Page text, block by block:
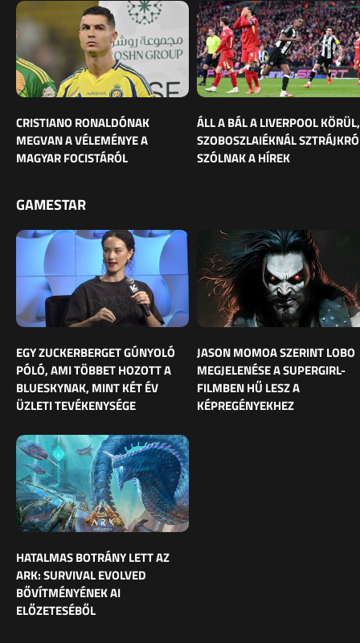
CRISTIANO RONALDÓNAK
MEGVAN A VÉLEMÉNYE A
MAGYAR FOCISTÁRÓL
ÁLL A BÁL A LIVERPOOL KÖRÜL,
SZOBOSZLAIÉKNÁL
SZÓLNAK A HÍREK
GAMESTAR
EGY ZUCKERBERGET GÚNYOLÓ
PÓLÓ, AMI TÖBBET HOZOTT A
BLUESKYNAK, MINT KÉT ÉV
ÜZLETI TEVÉKENYSÉGE
JASON MOMOA SZERINT LOBO
MEGJELENÉSE A SUPERGIRL-
FILMBEN HŰ LESZ A
KÉPREGÉNYEKHEZ
HATALMAS BOTRÁNY LETT AZ
ARK: SURVIVAL EVOLVED
BŐVÍTMÉNYÉNEK AI
ELŐZETESÉBŐL